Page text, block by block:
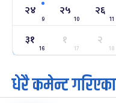
सोम फाल्गुन २४, २०८३-
२५
मंगल
ग्याल्पो ल्होसार
फाल्गुन २५, २०८३
७
आइत
पूर्णिमा व्रत
चैत्र ७, २०८३-
२४
9
२५
10
२६
11
३१
16
१
17
२
18
धेरै कमेन्ट गरिएका